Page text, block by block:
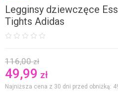
Legginsy dziewczęce
Tights Adidas
116,00zł
49,99 zł
Najniższa cena z 30 dni przed obniżką: